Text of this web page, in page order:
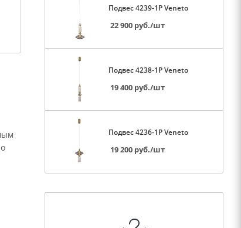
Подвес 4239-1P Veneto
22 900 руб./шт
Подвес 4238-1P Veneto
19 400 руб./шт
Подвес 4236-1P Veneto
19 200 руб./шт